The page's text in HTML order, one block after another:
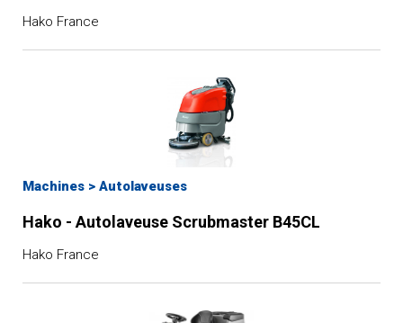
Hako France
Machines > Autolaveuses
Hako - Autolaveuse Scrubmaster B45CL
Hako France